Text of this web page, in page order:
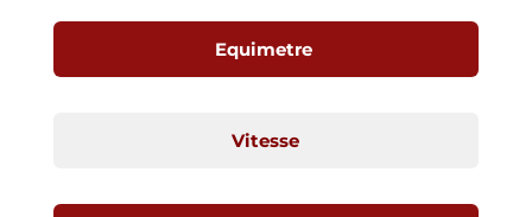
Equimetre
Vitesse